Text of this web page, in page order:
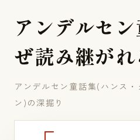
ア ンデルセ ン
ぜ読み継がれ
アンデルセン童話集(ハンス
ン)の深掘り